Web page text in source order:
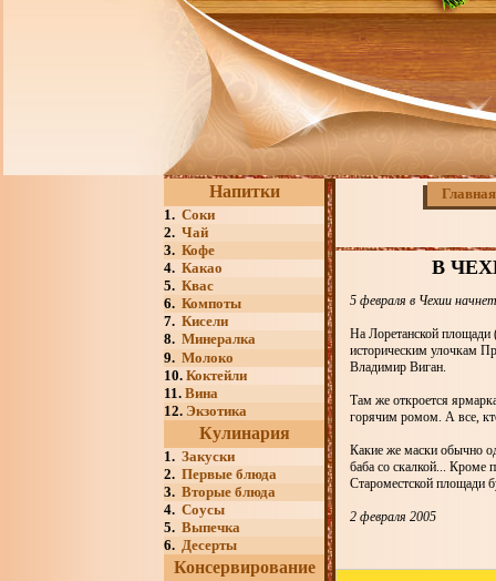
Напитки
1. Соки
2. Чай
3. Кофе
4. Какао
5. Квас
6. Компоты
7. Кисели
8. Минералка
9. Молоко
10. Коктейли
11. Вина
12. Экзотика
Кулинария
1. Закуски
2. Первые блюда
3. Вторые блюда
4. Соусы
5. Выпечка
6. Десерты
Консервирование
Главная
В
5 февраля в Чехии
На Лоретанской площади
историческим улочкам
Владимир Виган.
Там же откроется
горячим ромом. А все,
Какие же маски обычно
баба со скалкой... Кроме
Староместской площади
2 февраля 2005